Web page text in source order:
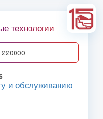
технологии
220000
и обслуживанию